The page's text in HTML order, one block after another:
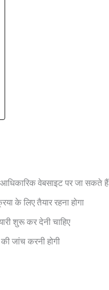
वेबसाइट पर जा सकते हैं
के लिए तैयार रहना होगा
शुरू कर देनी चाहिए
जांच करनी होगी